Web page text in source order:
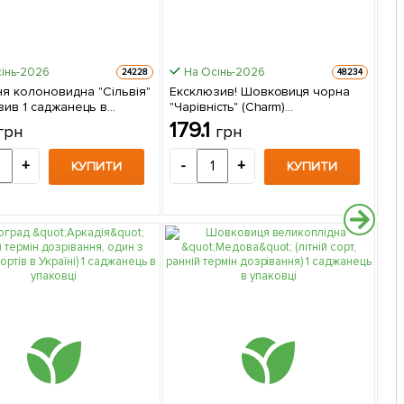
2026 24228
колоновидна "Сільвія"
1 саджанець в
+ КУПИТИ
На Осінь-2026 48234
Ексклюзив! Шовковиця чорна
"Чарівність" (Charm)
(преміальний великоплідний
сорт, хворобостійкий) 1
саджанець в упаковці
179.1 грн
- + КУПИТИ